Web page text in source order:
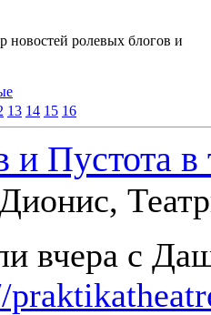
новостей ролевых блогов и
13 14 15 16
и Пустота
вчера с